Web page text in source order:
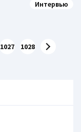
Интервью
1027 1028